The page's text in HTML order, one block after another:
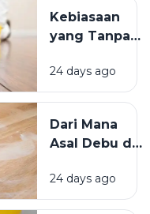
Mana yang
Lebih
Kebiasaan
yang Tanpa
Mengundang
Kecoak,
Hama
Lainnya Ke
24 days ago
Dari Mana
Asal Debu di
Kenali
Penyebab
24 days ago